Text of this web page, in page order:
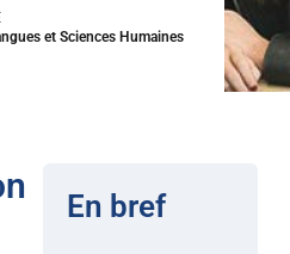
et Sciences Humaines
En bref